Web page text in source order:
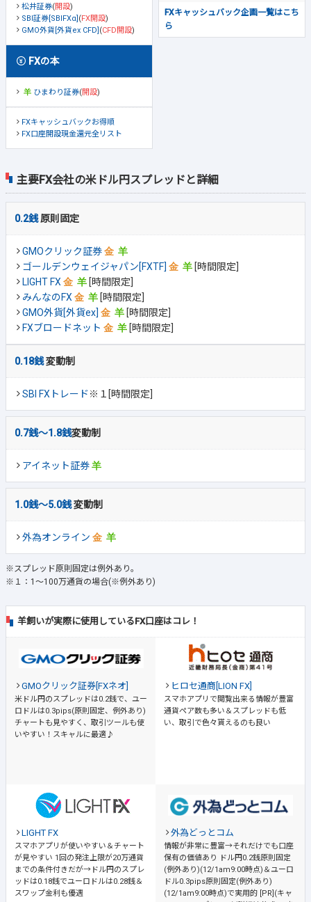
主要FX会社の米ドル円スプレッドと詳細
0.2銭原則固定
GMOクリック証券
ゴールデンウェイジャパン[FXTF]
[時間限定]
LIGHT FX
[時間限定]
みんなのFX
[時間限定]
GMO外貨[外貨ex]
[時間限定]
FXブロードネット
[時間限定]
0.18銭変動制
SBI FXトレード※１[時間限定]
0.7銭～1.8銭変動制
アイネット証券
1.0銭～5.0銭変動制
外為オンライン
※スプレッド原則固定は例外あり。
※１：1～100万通貨の場合(※例外あり)
松井証券(開設)
SBI証券[SBIFXα] (FX開設)
GMO外貨[外貨ex CFD] (CFD開設)
FXの本
ひまわり証券(開設)
FXキャッシュバックお得順
FX口座開設現金還元全リスト
FXキャッシュバック企画一覧はこち
ら
羊飼いが実際に使用しているFX口座はコレ！
GMOクリック証券[FXネオ]
米ドル円のスプレッドは0.2銭で、ユー
ロドルは0.3pips(原則固定、例外あり)
チャートも見やすく、取引ツールも使
いやすい！スキャルに最適♪
ヒロセ通商[LION FX]
スマホアプリで閲覧出来る情報が豊富
通貨ペア数も多い＆スプレッドも低
い、取引で色々貰えるのも良い
LIGHT FX
スマホアプリが使いやすい＆チャート
が見やすい 1回の発注上限が20万通貨
までの条件付きだが→ドル円のスプレ
ッドは0.18銭でユーロドルは0.28銭＆
スワップ金利も優遇
外為どっとコム
情報が非常に豊富→それだけでも口座
保有の価値あり
ドル円0.2銭原則固定
(例外あり)(12/1am9:00時点)＆ユーロ
ドル0.3pips原則固定(例外あり)
(12/1am9:00時点)で実用的 [PR](キャ